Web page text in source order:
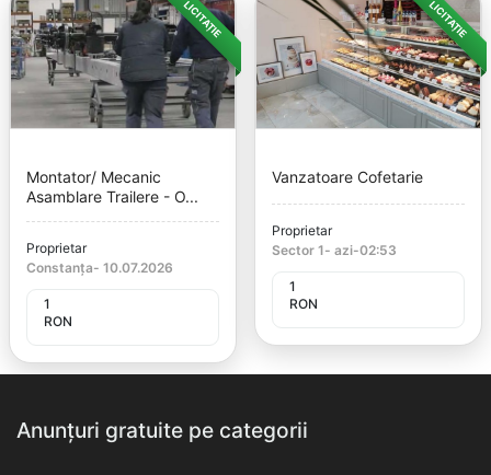
LICITAȚIE
Montator/ Mecanic
Asamblare Trailere - O...
Proprietar
Constanța- 10.07.2026
1
RON
LICITAȚIE
Vanzatoare Cofetarie
Proprietar
Sector 1- azi-02:53
1
RON
Anunțuri gratuite pe categorii